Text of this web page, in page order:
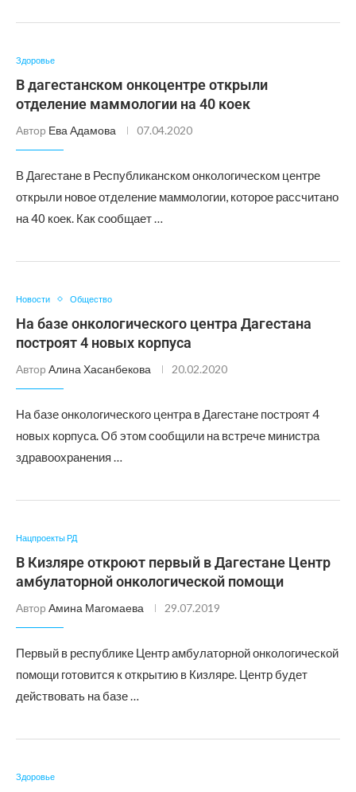
Здоровье
В дагестанском онкоцентре открыли
отделение маммологии на 40 коек
Автор Ева Адамова 07.04.2020
В Дагестане в Республиканском онкологическом центре
открыли новое отделение маммологии, которое рассчитано
на 40 коек. Как сообщает …
Новости Общество
На базе онкологического центра Дагестана
построят 4 новых корпуса
Автор Алина Хасанбекова 20.02.2020
На базе онкологического центра в Дагестане построят 4
новых корпуса. Об этом сообщили на встрече министра
здравоохранения …
Нацпроекты РД
В Кизляре откроют первый в Дагестане Центр
амбулаторной онкологической помощи
Автор Амина Магомаева 29.07.2019
Первый в республике Центр амбулаторной онкологической
помощи готовится к открытию в Кизляре. Центр будет
действовать на базе …
Здоровье